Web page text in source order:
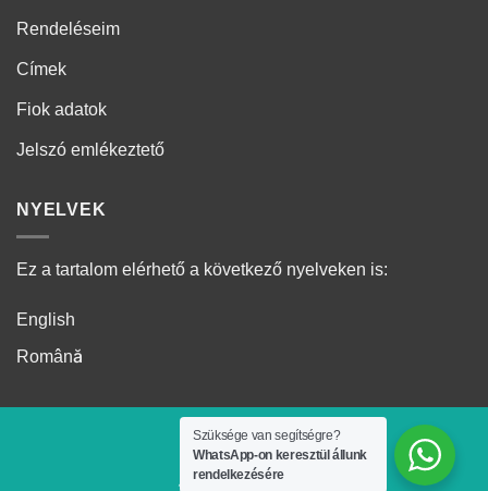
Rendeléseim
Címek
Fiok adatok
Jelszó emlékeztető
NYELVEK
Ez a tartalom elérhető a következő nyelveken is:
English
Română
Szüksége van segítségre?
WhatsApp-on keresztül állunk
rendelkezésére